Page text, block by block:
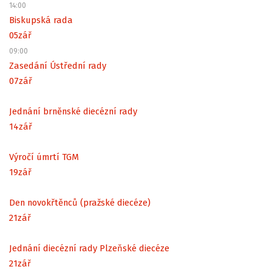
14:00
Biskupská rada
05zář
09:00
Zasedání Ústřední rady
07zář
Jednání brněnské diecézní rady
14zář
Výročí úmrtí TGM
19zář
Den novokřtěnců (pražské diecéze)
21zář
Jednání diecézní rady Plzeňské diecéze
21zář